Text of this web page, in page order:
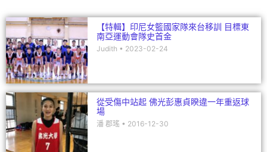
【特輯】印尼女籃國家隊來台移訓 目標東
南亞運動會隊史首金
Judith 2023-02-24
從受傷中站起 佛光彭惠貞睽違一年重返球
場
潘 郡瑤 2016-12-30